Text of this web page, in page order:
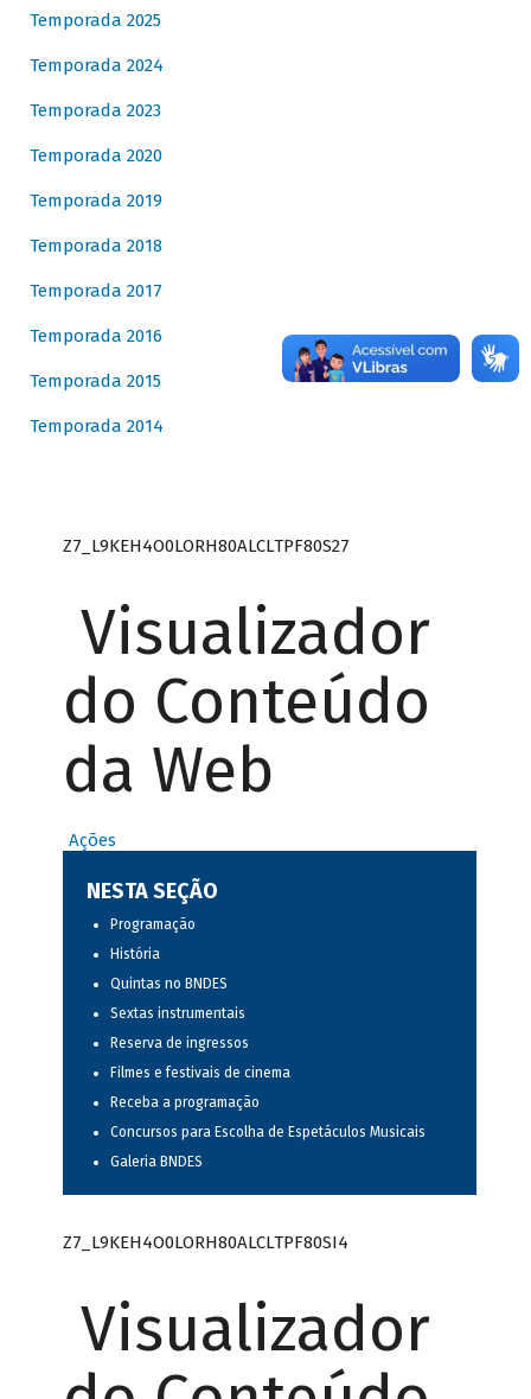
Temporada 2025
Temporada 2024
Temporada 2023
Temporada 2020
Temporada 2019
Temporada 2018
Temporada 2017
Temporada 2016
Temporada 2015
Temporada 2014
Z7_L9KEH4O0LORH80ALCLTPF80S27
Visualizador
do Conteúdo
da Web
Ações
NESTA SEÇÃO
Programação
História
Quintas no BNDES
Sextas instrumentais
Reserva de ingressos
Filmes e festivais de cinema
Receba a programação
Concursos para Escolha de Espetáculos Musicais
Galeria BNDES
Z7_L9KEH4O0LORH80ALCLTPF80SI4
Visualizador